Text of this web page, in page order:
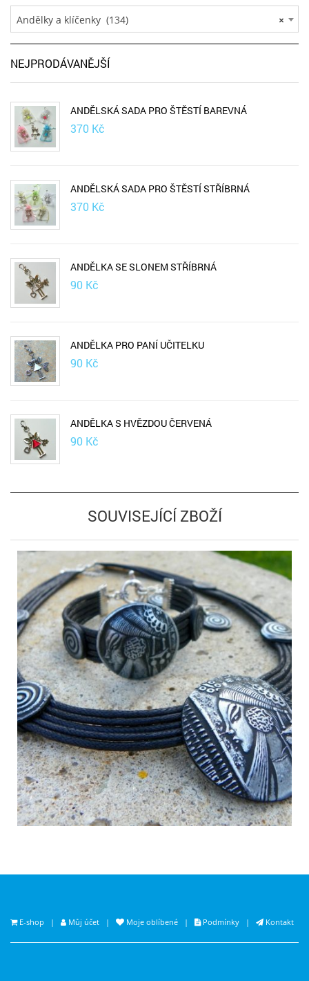
×
Andělky a klíčenky (134)
NEJPRODÁVANĚJŠÍ
ANDĚLSKÁ SADA PRO ŠTĚSTÍ BAREVNÁ
370 Kč
ANDĚLSKÁ SADA PRO ŠTĚSTÍ STŘÍBRNÁ
370 Kč
ANDĚLKA SE SLONEM STŘÍBRNÁ
90 Kč
ANDĚLKA PRO PANÍ UČITELKU
90 Kč
ANDĚLKA S HVĚZDOU ČERVENÁ
90 Kč
SOUVISEJÍCÍ ZBOŽÍ
E-shop | Můj účet | Moje oblíbené | Podmínky | Kontakt